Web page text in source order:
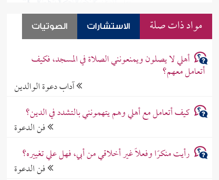
مواد ذات صلة الاستشارات الصوتيات
أهلي لا يصلون ويمنعونني الصلاة في المسجد، فكيف
أتعامل معهم؟
آداب دعوة الوالدين
كيف أتعامل مع أهلي وهم يتهمونني بالتشدد في الدين؟
فن الدعوة
رأيت منكرًا وفعلًا غير أخلاقي من أبي، فهل علي تغييره؟
فن الدعوة